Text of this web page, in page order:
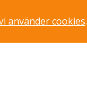
använder cookies.